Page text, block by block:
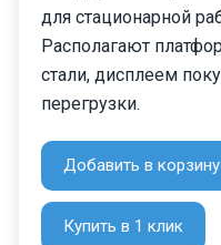
для стационарной
Располагают
стали, дисплеем
перегрузки.
Добавить в корзину
Купить в 1 клик